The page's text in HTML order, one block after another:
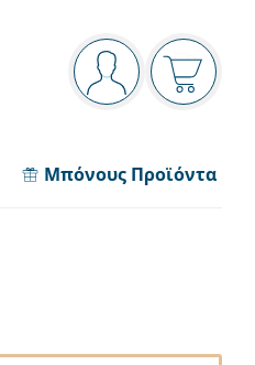
Πίνακας πλοήγησης
Είστε
Το
Μπόνους Προϊόντα